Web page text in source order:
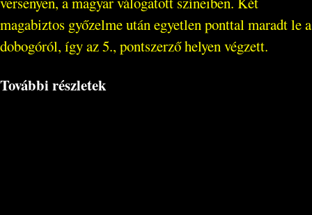
magabiztos győzelme után egyetlen ponttal maradt le a
dobogóról, így az 5., pontszerző helyen végzett.
További részletek